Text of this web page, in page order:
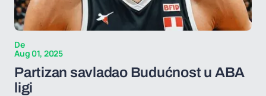
De
Aug 01, 2025
Partizan savladao Budućnost u ABA
ligi